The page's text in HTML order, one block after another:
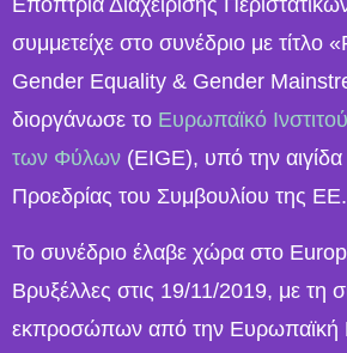
Επόπτρια Διαχείρισης
συμμετείχε στο συνέδριο με
Gender Equality & Gender
διοργάνωσε το Ευρωπαϊκό
των Φύλων (EIGE), υπό την αιγίδα
Προεδρίας του Συμβουλίου της ΕΕ.
Το συνέδριο έλαβε χώρα στο
Βρυξέλλες στις 19/11/2019, με τη
εκπροσώπων από την Ευρωπαϊκή